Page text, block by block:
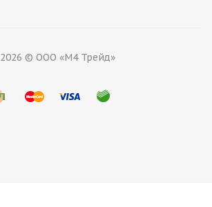
2026 © ООО «М4 Трейд»